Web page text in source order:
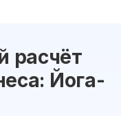
расчёт
Йога-